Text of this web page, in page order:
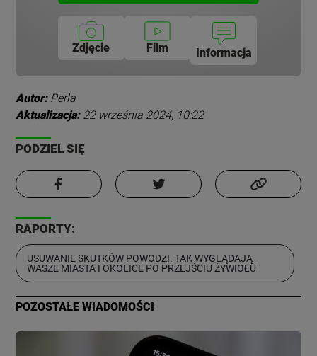
Zdjęcie Film Informacja
Autor: Perla
Aktualizacja: 22 września 2024, 10:22
PODZIEL SIĘ
RAPORTY:
USUWANIE SKUTKÓW POWODZI. TAK WYGLĄDAJĄ
WASZE MIASTA I OKOLICE PO PRZEJŚCIU ŻYWIOŁU
POZOSTAŁE WIADOMOŚCI